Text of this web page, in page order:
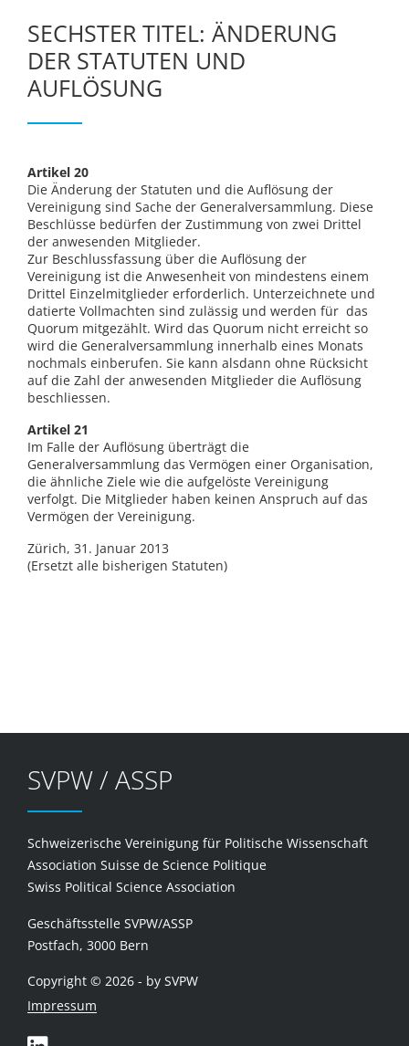
SECHSTER TITEL: ÄNDERUNG
DER STATUTEN UND
AUFLÖSUNG
Artikel 20
Die Änderung der Statuten und die Auflösung der
Vereinigung sind Sache der Generalversammlung. Diese
Beschlüsse bedürfen der Zustimmung von zwei Drittel
der anwesenden Mitglieder.
Zur Beschlussfassung über die Auflösung der
Vereinigung ist die Anwesenheit von mindestens einem
Drittel Einzelmitglieder erforderlich. Unterzeichnete und
datierte Vollmachten sind zulässig und werden für das
Quorum mitgezählt. Wird das Quorum nicht erreicht so
wird die Generalversammlung innerhalb eines Monats
nochmals einberufen. Sie kann alsdann ohne Rücksicht
auf die Zahl der anwesenden Mitglieder die Auflösung
beschliessen.
Artikel 21
Im Falle der Auflösung überträgt die
Generalversammlung das Vermögen einer Organisation,
die ähnliche Ziele wie die aufgelöste Vereinigung
verfolgt. Die Mitglieder haben keinen Anspruch auf das
Vermögen der Vereinigung.
Zürich, 31. Januar 2013
(Ersetzt alle bisherigen Statuten)
SVPW / ASSP
Schweizerische Vereinigung für Politische Wissenschaft
Association Suisse de Science Politique
Swiss Political Science Association
Geschäftsstelle SVPW/ASSP
Postfach, 3000 Bern
Copyright © 2026 - by SVPW
Impressum